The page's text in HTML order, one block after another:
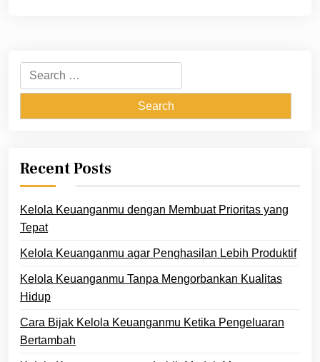
Search
for:
Recent Posts
Kelola Keuanganmu dengan Membuat Prioritas yang
Tepat
Kelola Keuanganmu agar Penghasilan Lebih Produktif
Kelola Keuanganmu Tanpa Mengorbankan Kualitas
Hidup
Cara Bijak Kelola Keuanganmu Ketika Pengeluaran
Bertambah